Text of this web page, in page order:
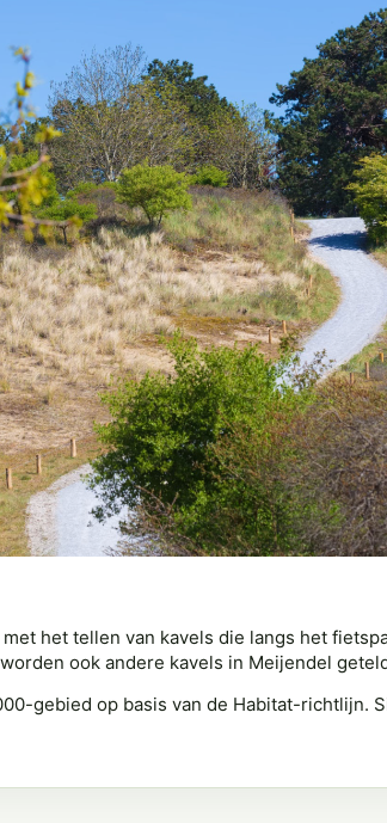
het tellen van kavels die langs het
ook andere kavels in Meijendel
gebied op basis van de Habitat-richtlijn.